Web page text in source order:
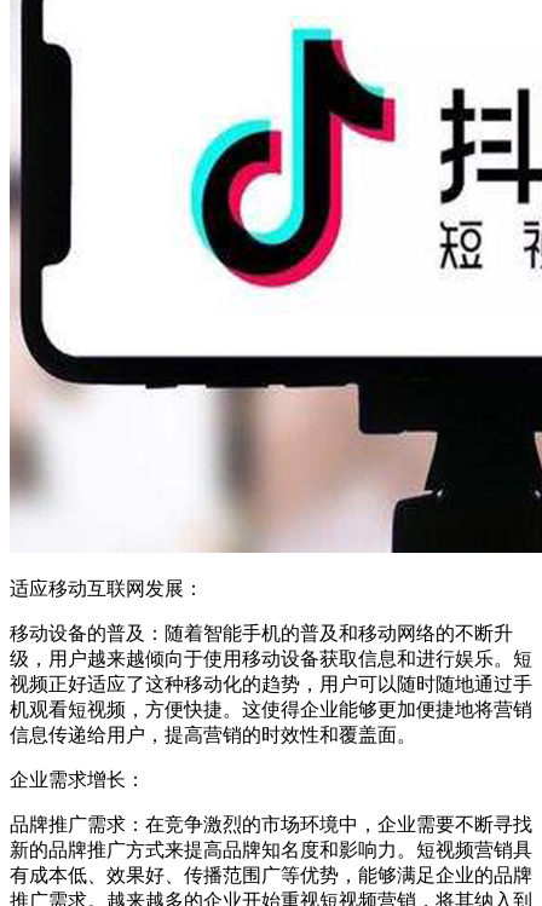
适应移动互联网发展：
移动设备的普及：随着智能手机的普及和移动网络的不断升
级，用户越来越倾向于使用移动设备获取信息和进行娱乐。短
视频正好适应了这种移动化的趋势，用户可以随时随地通过手
机观看短视频，方便快捷。这使得企业能够更加便捷地将营销
信息传递给用户，提高营销的时效性和覆盖面。
企业需求增长：
品牌推广需求：在竞争激烈的市场环境中，企业需要不断寻找
新的品牌推广方式来提高品牌知名度和影响力。短视频营销具
有成本低、效果好、传播范围广等优势，能够满足企业的品牌
推广需求。越来越多的企业开始重视短视频营销，将其纳入到